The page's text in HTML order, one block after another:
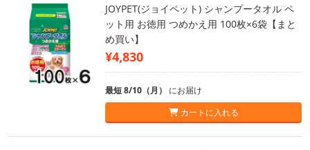
JOYPET(ジョイペット) シャンプータオル ペ
ット用 お徳用 つめかえ用 100枚×6袋【まと
め買い】
¥4,830
最短 8/10（月） にお届け
カートに入れる